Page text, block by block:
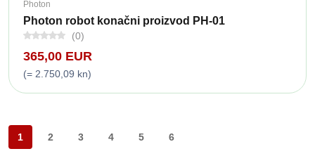
Photon
Photon robot konačni proizvod PH-01
(0)
365,00 EUR
(= 2.750,09 kn)
1 2 3 4 5 6